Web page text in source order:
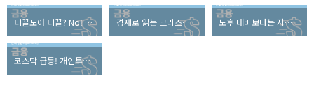
티끌모아 티끌? No! 생활 속 재테크 팁 7 경제로 읽는 크리스마스, 산타클로스가 가져오는 경제효과는? 노후 대비보다는 자녀의 교육이 먼저? 노후 대책 vs 자녀 교육비
코스닥 급등! 개인투자자에게도 볕들 날이 온다?